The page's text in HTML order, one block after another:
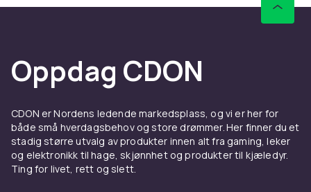
Oppdag CDON
CDON er Nordens ledende markedsplass, og vi er her for
både små hverdagsbehov og store drømmer. Her finner du et
stadig større utvalg av produkter innen alt fra gaming, leker
og elektronikk til hage, skjønnhet og produkter til kjæledyr.
Ting for livet, rett og slett.